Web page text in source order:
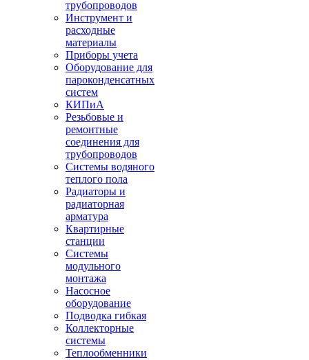
трубопроводов
Инструмент и
расходные
материалы
Приборы учета
Оборудование для
пароконденсатных
систем
КИПиА
Резьбовые и
ремонтные
соединения для
трубопроводов
Системы водяного
теплого пола
Радиаторы и
радиаторная
арматура
Квартирные
станции
Системы
модульного
монтажа
Насосное
оборудование
Подводка гибкая
Коллекторные
системы
Теплообменники